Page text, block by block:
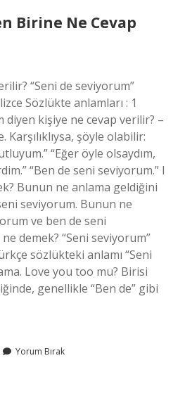
Birine Ne Cevap
“Seni de seviyorum”
Sözlükte anlamları : 1
diyen kişiye ne cevap verilir? –
şöyle olabilir:
“Eğer öyle olsaydım,
“Ben de seni seviyorum.” I
Bunun ne anlama geldiğini
seviyorum. Bunun ne
ve ben de seni
demek? “Seni seviyorum”
sözlükteki anlamı “Seni
Love you too mu? Birisi
genellikle “Ben de” gibi
Yorum Bırak